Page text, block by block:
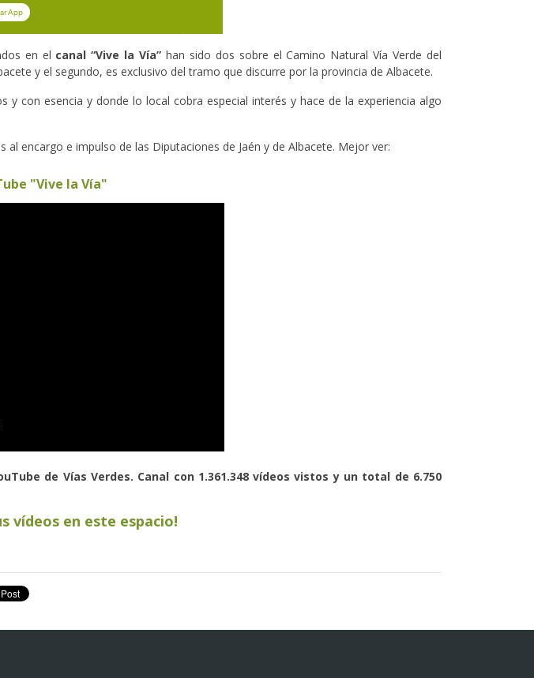
en el canal “Vive la Vía” han sido dos sobre el Camino Natural Vía Verde del
y el segundo, es exclusivo del tramo que discurre por la provincia de Albacete.
con esencia y donde lo local cobra especial interés y hace de la experiencia algo
encargo e impulso de las Diputaciones de Jaén y de Albacete. Mejor ver:
"Vive la Vía"
de Vías Verdes. Canal con 1.361.348 vídeos vistos y un total de 6.750
vídeos en este espacio!